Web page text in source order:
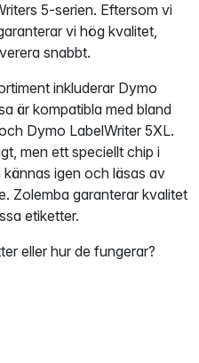
5-serien. Eftersom vi
vi hög kvalitet,
snabbt.
inkluderar Dymo
är kompatibla med bland
Dymo LabelWriter 5XL.
men ett speciellt chip i
igen och läsas av
Zolemba garanterar kvalitet
etiketter.
eller hur de fungerar?